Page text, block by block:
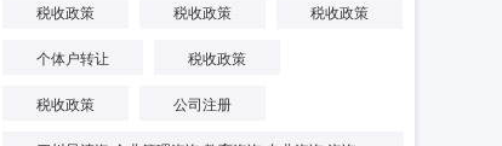
税收政策 税收政策 税收政策
个体户转让 税收政策
税收政策 公司注册